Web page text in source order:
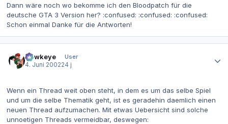
Dann wäre noch wo bekomme ich den Bloodpatch für die
deutsche GTA 3 Version her? :confused: :confused: :confused:
Schon einmal Danke für die Antworten!
Hawkeye
User
4. Juni 200224 j
Wenn ein Thread weit oben steht, in dem es um das selbe Spiel
und um die selbe Thematik geht, ist es geradehin daemlich einen
neuen Thread aufzumachen. Mit etwas Uebersicht sind solche
unnoetigen Threads vermeidbar, deswegen: